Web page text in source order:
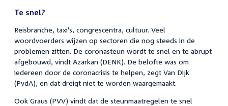
Te snel?
Reisbranche, taxi's, congrescentra, cultuur. Veel
woordvoerders wijzen op sectoren die nog steeds in de
problemen zitten. De coronasteun wordt te snel en te abrupt
afgebouwd, vindt Azarkan (DENK). De belofte was om
iedereen door de coronacrisis te helpen, zegt Van Dijk
(PvdA), en dat dreigt niet te worden waargemaakt.
Ook Graus (PVV) vindt dat de steunmaatregelen te snel